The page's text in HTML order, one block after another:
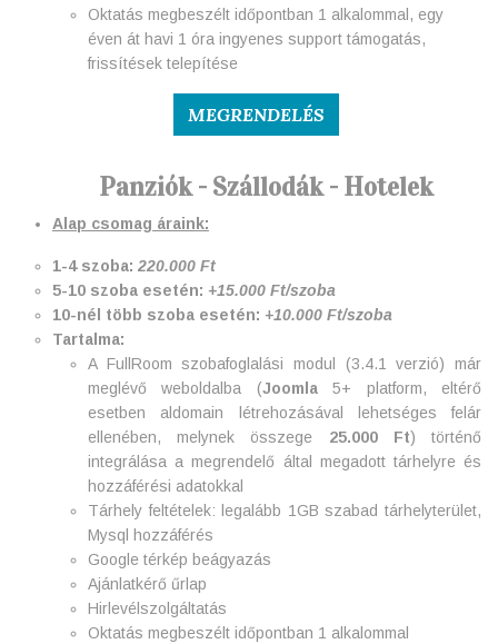
Oktatás megbeszélt időpontban 1 alkalommal, egy
éven át havi 1 óra ingyenes support támogatás,
frissítések telepítése
MEGRENDELÉS
Panziók - Szállodák - Hotelek
Alap csomag áraink:
1-4 szoba: 220.000 Ft
5-10 szoba esetén: +15.000 Ft/szoba
10-nél több szoba esetén: +10.000 Ft/szoba
Tartalma:
A FullRoom szobafoglalási modul (3.4.1 verzió) már
meglévő weboldalba (Joomla5+ platform, eltérő
esetben aldomain létrehozásával lehetséges felár
ellenében, melynek összege 25.000 Ft) történő
integrálása a megrendelő által megadott tárhelyre és
hozzáférési adatokkal
Tárhely feltételek: legalább 1GB szabad tárhelyterület,
Mysql hozzáférés
Google térkép beágyazás
Ajánlatkérő űrlap
Hirlevélszolgáltatás
Oktatás megbeszélt időpontban 1 alkalommal